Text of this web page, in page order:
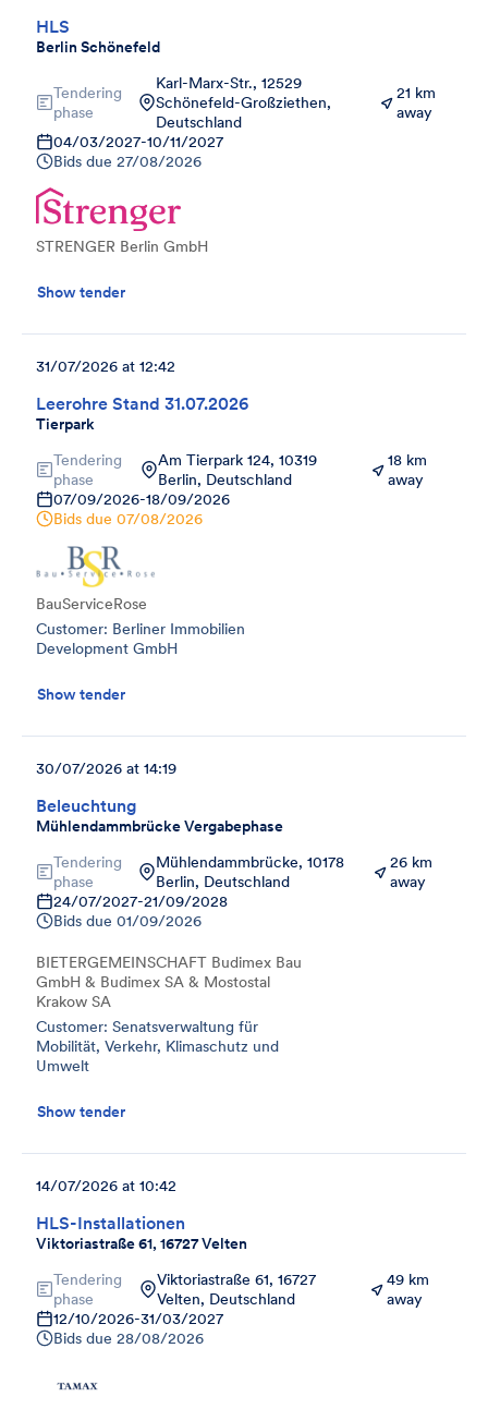
HLS
Berlin Schönefeld
Tendering
phase
Karl-Marx-Str., 12529
Schönefeld-Großziethen,
Deutschland
21 km
away
04/03/2027-10/11/2027
Bids due 27/08/2026
STRENGER Berlin GmbH
Show tender
Leerohre Stand 31.07.2026
Tierpark
31/07/2026 at 12:42
Tendering
phase
Am Tierpark 124, 10319
Berlin, Deutschland
18 km
away
07/09/2026-18/09/2026
Bids due 07/08/2026
BauServiceRose
Customer: Berliner Immobilien
Development GmbH
Show tender
Beleuchtung
Mühlendammbrücke Vergabephase
30/07/2026 at 14:19
Tendering
phase
Mühlendammbrücke, 10178
Berlin, Deutschland
26 km
away
24/07/2027-21/09/2028
Bids due 01/09/2026
BIETERGEMEINSCHAFT Budimex Bau
GmbH & Budimex SA & Mostostal
Krakow SA
Customer: Senatsverwaltung für
Mobilität, Verkehr, Klimaschutz und
Umwelt
Show tender
HLS-Installationen
Viktoriastraße 61, 16727 Velten
14/07/2026 at 10:42
Tendering
phase
Viktoriastraße 61, 16727
Velten, Deutschland
49 km
away
12/10/2026-31/03/2027
Bids due 28/08/2026